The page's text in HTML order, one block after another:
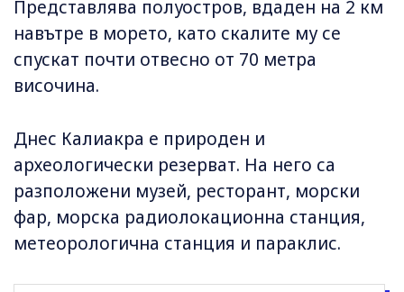
Представлява полуостров, вдаден на 2 км
навътре в морето, като скалите му се
спускат почти отвесно от 70 метра
височина.
Днес Калиакра е природен и
археологически резерват. На него са
разположени музей, ресторант, морски
фар, морска радиолокационна станция,
метеорологична станция и параклис.